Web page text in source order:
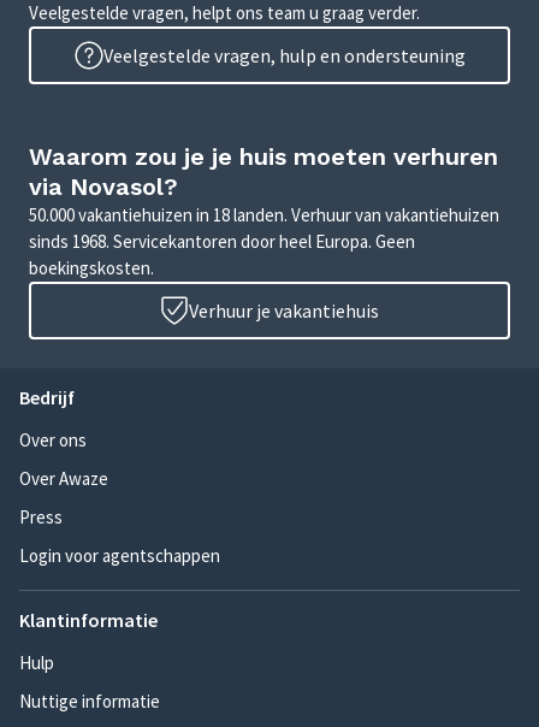
Veelgestelde vragen, helpt ons team u graag verder.
Veelgestelde vragen, hulp en ondersteuning
Waarom zou je je huis moeten verhuren
via Novasol?
50.000 vakantiehuizen in 18 landen. Verhuur van vakantiehuizen
sinds 1968. Servicekantoren door heel Europa. Geen
boekingskosten.
Verhuur je vakantiehuis
Bedrijf
Over ons
Over Awaze
Press
Login voor agentschappen
Klantinformatie
Hulp
Nuttige informatie